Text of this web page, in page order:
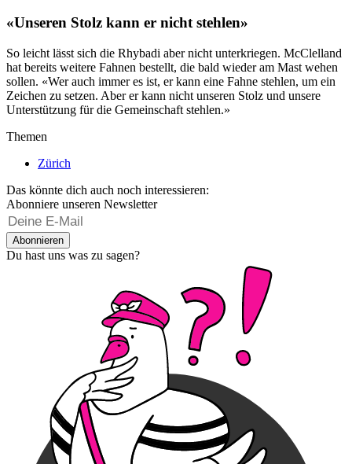
«Unseren Stolz kann er nicht stehlen»
So leicht lässt sich die Rhybadi aber nicht unterkriegen. McClelland
hat bereits weitere Fahnen bestellt, die bald wieder am Mast wehen
sollen. «Wer auch immer es ist, er kann eine Fahne stehlen, um ein
Zeichen zu setzen. Aber er kann nicht unseren Stolz und unsere
Unterstützung für die Gemeinschaft stehlen.»
Themen
Zürich
Das könnte dich auch noch interessieren:
Abonniere unseren Newsletter
Abonnieren
Du hast uns was zu sagen?